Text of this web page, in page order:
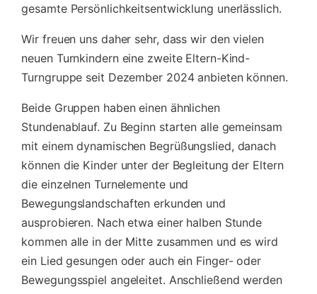
gesamte Persönlichkeitsentwicklung unerlässlich.
Wir freuen uns daher sehr, dass wir den vielen
neuen Turnkindern eine zweite Eltern-Kind-
Turngruppe seit Dezember 2024 anbieten können.
Beide Gruppen haben einen ähnlichen
Stundenablauf. Zu Beginn starten alle gemeinsam
mit einem dynamischen Begrüßungslied, danach
können die Kinder unter der Begleitung der Eltern
die einzelnen Turnelemente und
Bewegungslandschaften erkunden und
ausprobieren. Nach etwa einer halben Stunde
kommen alle in der Mitte zusammen und es wird
ein Lied gesungen oder auch ein Finger- oder
Bewegungsspiel angeleitet. Anschließend werden